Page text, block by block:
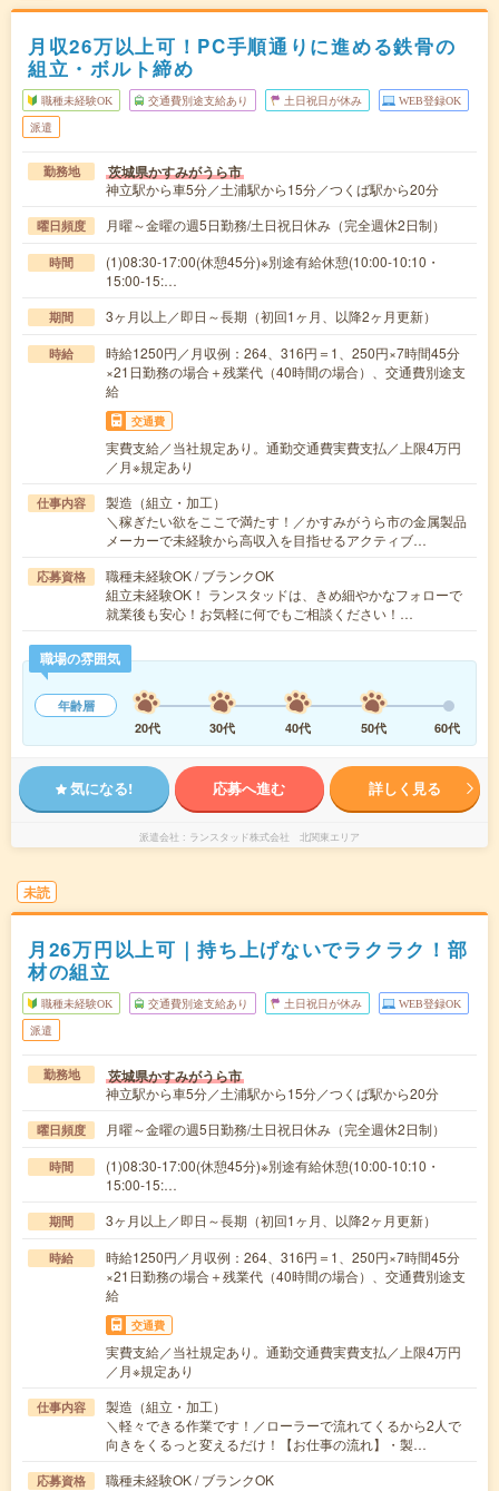
月収26万以上可！PC手順通りに進める鉄骨の
組立・ボルト締め
職種未経験OK 交通費別途支給あり 土日祝日が休み WEB登録OK
派遣
勤務地 茨城県かすみがうら市
神立駅から車5分／土浦駅から15分／つくば駅から20分
曜日頻度 月曜～金曜の週5日勤務/土日祝日休み（完全週休2日制）
時間
(1)08:30-17:00(休憩45分)※別途有給休憩(10:00-10:10・
15:00-15:…
期間 3ヶ月以上／即日～長期（初回1ヶ月、以降2ヶ月更新）
時給
時給1250円／月収例：264、316円＝1、250円×7時間45分
×21日勤務の場合＋残業代（40時間の場合）、交通費別途支
給
交通費
実費支給／当社規定あり。通勤交通費実費支払／上限4万円
／月※規定あり
仕事内容
製造（組立・加工）
＼稼ぎたい欲をここで満たす！／かすみがうら市の金属製品
メーカーで未経験から高収入を目指せるアクティブ…
応募資格
職種未経験OK / ブランクOK
組立未経験OK！ ランスタッドは、きめ細やかなフォローで
就業後も安心！お気軽に何でもご相談ください！…
職場の雰囲気
年齢層
20代
30代 40代 50代 60代
気になる! 応募へ進む 詳しく見る
派遣会社 ランスタッド株式会社 北関東エリア
未読
月26万円以上可｜持ち上げないでラクラク！部
材の組立
職種未経験OK 交通費別途支給あり 土日祝日が休み WEB登録OK
派遣
勤務地 茨城県かすみがうら市
神立駅から車5分／土浦駅から15分／つくば駅から20分
曜日頻度 月曜～金曜の週5日勤務/土日祝日休み（完全週休2日制）
時間
(1)08:30-17:00(休憩45分)※別途有給休憩(10:00-10:10・
15:00-15:…
期間 3ヶ月以上／即日～長期（初回1ヶ月、以降2ヶ月更新）
時給
時給1250円／月収例：264、316円＝1、250円×7時間45分
×21日勤務の場合＋残業代（40時間の場合）、交通費別途支
給
交通費
実費支給／当社規定あり。通勤交通費実費支払／上限4万円
／月※規定あり
仕事内容
製造（組立・加工）
＼軽々できる作業です！／ローラーで流れてくるから2人で
向きをくるっと変えるだけ！【お仕事の流れ】・製…
応募資格
職種未経験OK / ブランクOK